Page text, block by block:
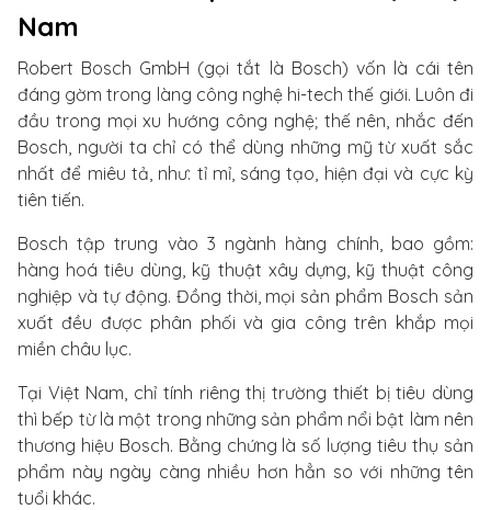
Nam
Robert Bosch GmbH (gọi tắt là Bosch) vốn là cái tên
đáng gờm trong làng công nghệ hi-tech thế giới. Luôn đi
đầu trong mọi xu hướng công nghệ; thế nên, nhắc đến
Bosch, người ta chỉ có thể dùng những mỹ từ xuất sắc
nhất để miêu tả, như: tỉ mỉ, sáng tạo, hiện đại và cực kỳ
tiên tiến.
Bosch tập trung vào 3 ngành hàng chính, bao gồm:
hàng hoá tiêu dùng, kỹ thuật xây dựng, kỹ thuật công
nghiệp và tự động. Đồng thời, mọi sản phẩm Bosch sản
xuất đều được phân phối và gia công trên khắp mọi
miền châu lục.
Tại Việt Nam, chỉ tính riêng thị trường thiết bị tiêu dùng
thì bếp từ là một trong những sản phẩm nổi bật làm nên
thương hiệu Bosch. Bằng chứng là số lượng tiêu thụ sản
phẩm này ngày càng nhiều hơn hẳn so với những tên
tuổi khác.